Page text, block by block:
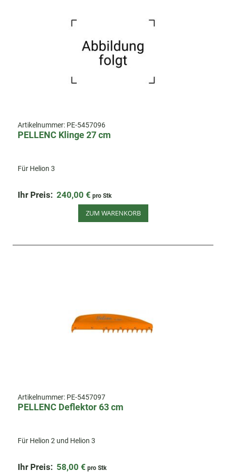
Artikelnummer: PE-5457096
PELLENC Klinge 27 cm
Für Helion 3
Ihr Preis: 240,00 € pro Stk
ZUM WARENKORB
Artikelnummer: PE-5457097
PELLENC Deflektor 63 cm
Für Helion 2 und Helion 3
Ihr Preis: 58,00 € pro Stk